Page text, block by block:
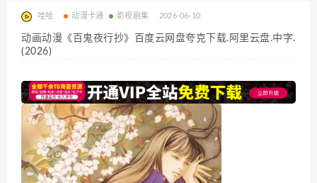
哇哈 动漫卡通 影视剧集 2026-06-10
动画动漫《百鬼夜行抄》百度云网盘夸克下载.阿里云盘.中字.
(2026)